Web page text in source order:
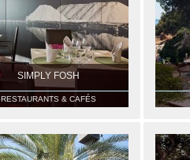
SIMPLY FOSH
RESTAURANTS & CAFÉS